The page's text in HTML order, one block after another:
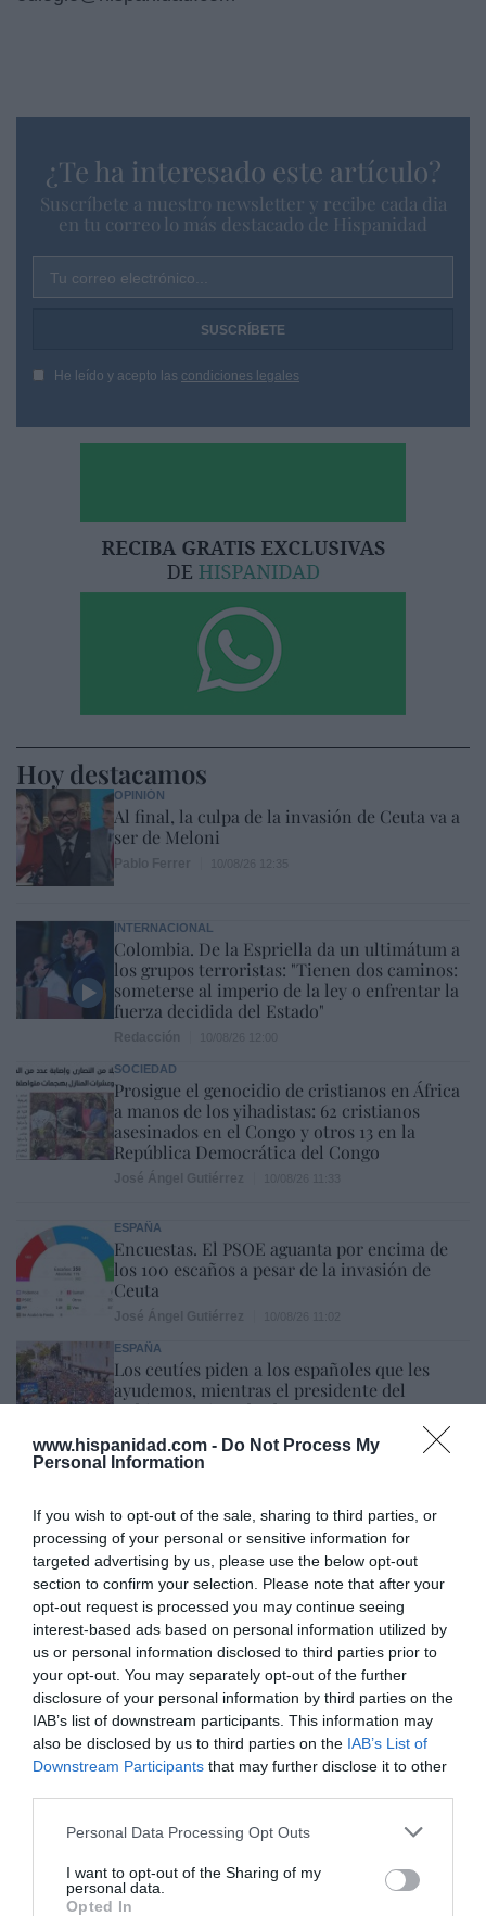
www.hispanidad.com - Do Not Process My
Personal Information
If you wish to opt-out of the sale, sharing to third parties, or
processing of your personal or sensitive information for
targeted advertising by us, please use the below opt-out
section to confirm your selection. Please note that after your
opt-out request is processed you may continue seeing
interest-based ads based on personal information utilized by
us or personal information disclosed to third parties prior to
your opt-out. You may separately opt-out of the further
disclosure of your personal information by third parties on the
IAB’s list of downstream participants. This information may
also be disclosed by us to third parties on the IAB’s List of
Downstream Participants that may further disclose it to other
Personal Data Processing Opt Outs
I want to opt-out of the Sharing of my
personal data.
Opted In
¿Te ha interesado este artículo?
Suscríbete a nuestro newsletter y recibe cada dia
en tu correo lo más destacado de Hispanidad
Tu correo electrónico...
He leído y acepto las condiciones legales
Hoy destacamos
OPINIÓN
Al final, la culpa de la invasión de Ceuta va a
ser de Meloni
INTERNACIONAL
Colombia. De la Espriella da un ultimátum a
los grupos terroristas: "Tienen dos caminos:
someterse al imperio de la ley o enfrentar la
fuerza decidida del Estado"
SOCIEDAD
Prosigue el genocidio de cristianos en África
a manos de los yihadistas: 62 cristianos
asesinados en el Congo y otros 13 en la
República Democrática del Congo
ESPAÑA
Encuestas. El PSOE aguanta por encima de
los 100 escaños a pesar de la invasión de
Ceuta
ESPAÑA
Los ceutíes piden a los españoles que les
ayudemos, mientras el presidente del
Gobierno tuitea desde La Mareta
Eulogio López 10/08/26 08:35
Marcelo Gullo: “El trabajo de desmitificar la
historia, de poner la verdadera, de
desmontar la falsificación, es un trabajo
cristiano"
por Hispanidad
Artículos anteriores
DIARIO DE LA CORRUPCIÓN SANCHISTA
Diario de la corrupción sanchista. Hazte
Oír se manifiesta delante de La Mareta:
“Pedro Sánchez es un criminal”
por Redacción
Artículos anteriores